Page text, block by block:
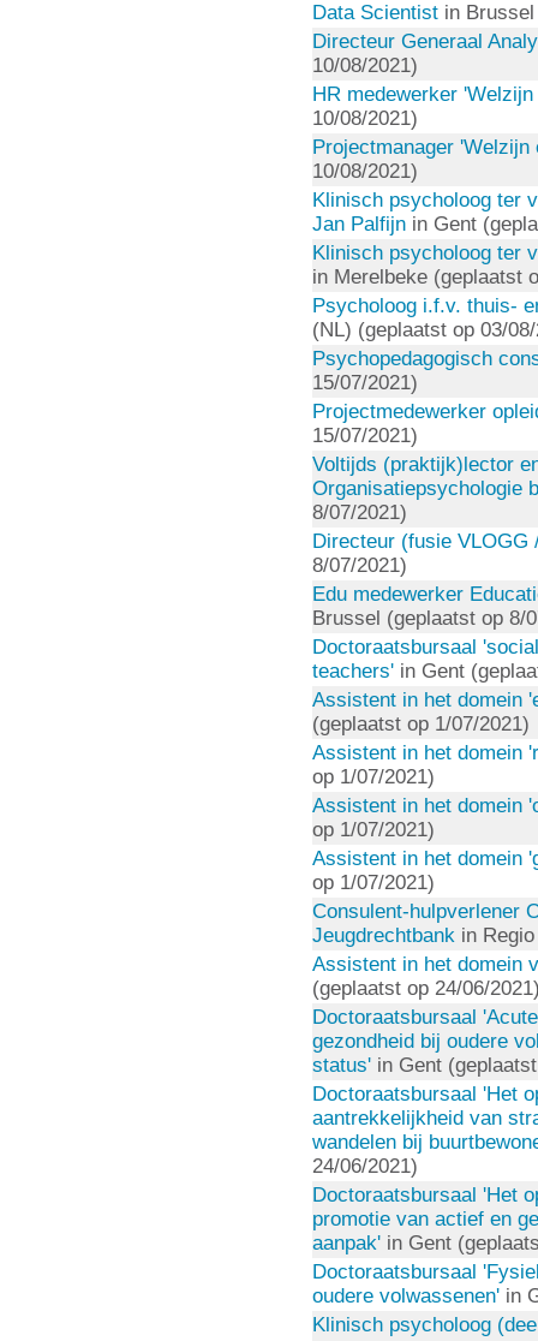
Data Scientist in
Directeur Generaal
10/08/2021)
HR medewerker
10/08/2021)
Projectmanager 'Welzijn
10/08/2021)
Klinisch psycholoog ter
Jan Palfijn in Gent
Klinisch psycholoog ter
in Merelbeke (geplaatst
Psycholoog i.f.v. thuis-
(NL) (geplaatst op 03/
Psychopedagogisch
15/07/2021)
Projectmedewerker
15/07/2021)
Voltijds (praktijk)lector
Organisatiepsychologie
8/07/2021)
Directeur (fusie VLOGG
8/07/2021)
Edu medewerker
Brussel (geplaatst op 8/
Doctoraatsbursaal
teachers' in Gent
Assistent in het domein
(geplaatst op 1/07/2021)
Assistent in het domein
op 1/07/2021)
Assistent in het domein
op 1/07/2021)
Assistent in het domein
op 1/07/2021)
Consulent-hulpverlener
Jeugdrechtbank in
Assistent in het domein
(geplaatst op 24/06/
Doctoraatsbursaal
gezondheid bij oudere
status' in Gent
Doctoraatsbursaal 'Het
aantrekkelijkheid van
wandelen bij
24/06/2021)
Doctoraatsbursaal 'Het
promotie van actief en
aanpak' in Gent
Doctoraatsbursaal
oudere volwassenen' in
Klinisch psycholoog